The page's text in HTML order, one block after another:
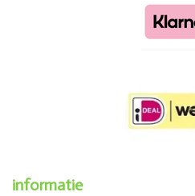
informatie